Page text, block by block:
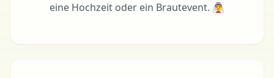
eine Hochzeit oder ein Brautevent. 👰‍♂️